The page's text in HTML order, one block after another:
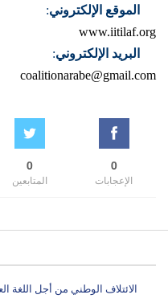
الموقع الإلكتروني:
www.iitilaf.org
البريد الإلكتروني:
coalitionarabe@gmail.com
0
الإعجابات
0
المتابعين
الائتلاف الوطني من أجل اللغة العربية © 2021 - جميع